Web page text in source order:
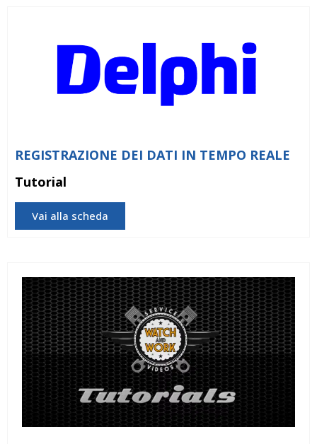
REGISTRAZIONE DEI DATI IN TEMPO REALE
Tutorial
Vai alla scheda